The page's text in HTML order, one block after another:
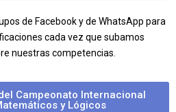
de Facebook y de WhatsApp para
cada vez que subamos
nuestras competencias.
Campeonato Internacional
y Lógicos